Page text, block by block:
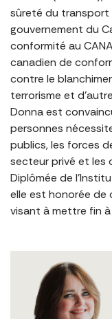
sûreté du transport
gouvernement du
conformité au
canadien de
contre le
terrorisme et
Donna est
personnes
publics, les forces
secteur privé et les
Diplômée de
elle est honorée de
visant à mettre fin